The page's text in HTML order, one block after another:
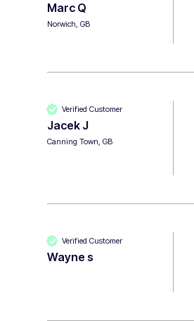
Marc Q
Norwich, GB
Verified Customer
Jacek J
Canning Town, GB
Verified Customer
Wayne s